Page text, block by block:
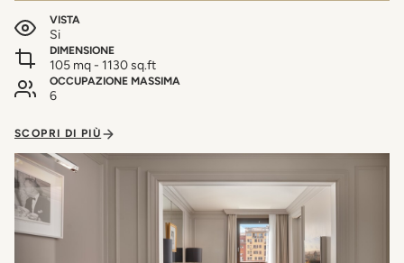
VISTA
Si
DIMENSIONE
105 mq - 1130 sq.ft
OCCUPAZIONE MASSIMA
6
SCOPRI DI PIÙ